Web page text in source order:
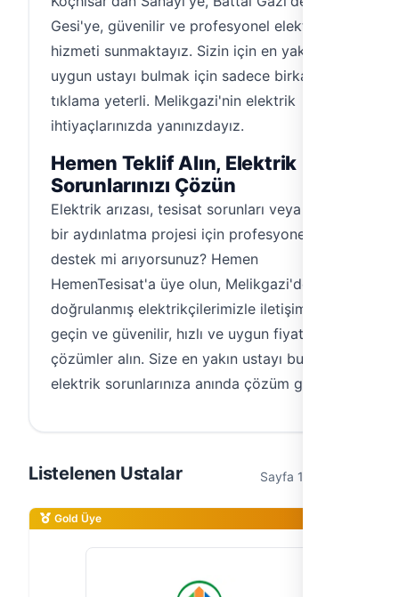
Gesi'ye, güvenilir ve profesyonel elektrikçi
hizmeti sunmaktayız. Sizin için en yakın ve
uygun ustayı bulmak için sadece birkaç
tıklama yeterli. Melikgazi'nin elektrik
ihtiyaçlarınızda yanınızdayız.
Hemen Teklif Alın, Elektrik
Sorunlarınızı Çözün
Elektrik arızası, tesisat sorunları veya yeni
bir aydınlatma projesi için profesyonel
destek mi arıyorsunuz? Hemen
HemenTesisat'a üye olun, Melikgazi'deki
doğrulanmış elektrikçilerimizle iletişime
geçin ve güvenilir, hızlı ve uygun fiyatlı
çözümler alın. Size en yakın ustayı bulun ve
elektrik sorunlarınıza anında çözüm getirin.
Listelenen Ustalar Sayfa 1 / 1 (9 usta)
Gold Üye